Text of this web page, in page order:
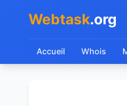
Webtask.org
Accueil Whois